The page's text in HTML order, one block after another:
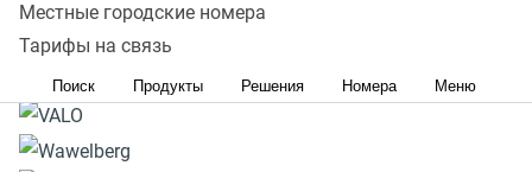
Местные городские номера
Тарифы на связь
Поиск Продукты Решения Номера Меню